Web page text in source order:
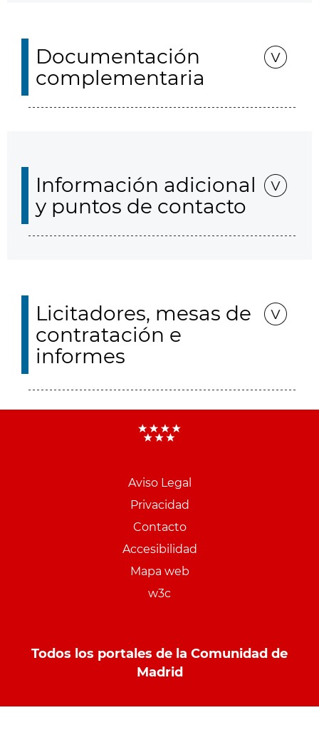
Documentación
complementaria
Información adicional
y puntos de contacto
Licitadores, mesas de
contratación e
informes
Aviso Legal
Privacidad
Contacto
Accesibilidad
Mapa web
w3c
Todos los portales de la Comunidad de
Madrid